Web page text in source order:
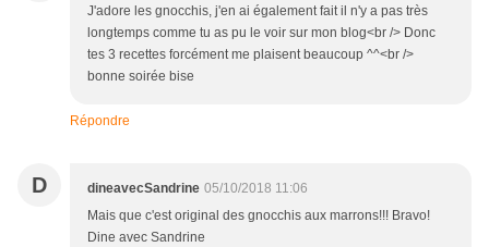
J'adore les gnocchis, j'en ai également fait il n'y a pas très
longtemps comme tu as pu le voir sur mon blog<br /> Donc
tes 3 recettes forcément me plaisent beaucoup ^^<br />
bonne soirée bise
Répondre
D dineavecSandrine 05/10/2018 11:06
Mais que c'est original des gnocchis aux marrons!!! Bravo!
Dine avec Sandrine